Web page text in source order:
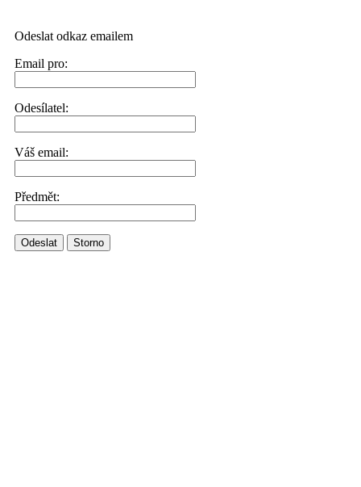
Odeslat odkaz emailem
Email pro:
Odesílatel:
Váš email:
Předmět:
Odeslat Storno